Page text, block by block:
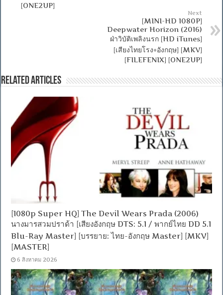
[ONE2UP]
Next
[MINI-HD 1080P]
Deepwater Horizon (2016)
ฝ่าวิบัติเพลิงนรก [HD iTunes]
[เสียงไทยโรง+อังกฤษ] [MKV]
[FILEFENIX] [ONE2UP]
Related Articles
[1080p Super HQ] The Devil Wears Prada (2006)
นางมารสวมปราด้า [เสียงอังกฤษ DTS: 5.1 / พากย์ไทย DD 5.1
Blu-Ray Master] [บรรยาย: ไทย-อังกฤษ Master] [MKV]
[MASTER]
6 สิงหาคม 2026